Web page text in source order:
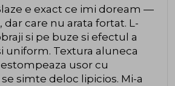
e exact ce imi doream —
care nu arata fortat. L-
si pe buze si efectul a
uniform. Textura aluneca
usor cu
simte deloc lipicios. Mi-a